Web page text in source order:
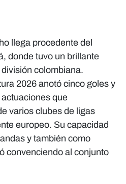
llega procedente del
donde tuvo un brillante
colombiana.
2026 anotó cinco goles y
que
varios clubes de ligas
europeo. Su capacidad
y también como
convenciendo al conjunto